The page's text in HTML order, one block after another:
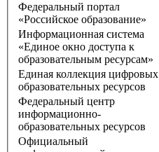
Федеральный портал
«Российское образование»
Информационная система
«Единое окно доступа к
образовательным ресурсам»
Единая коллекция цифровых
образовательных ресурсов
Федеральный центр
информационно-
образовательных ресурсов
Официальный